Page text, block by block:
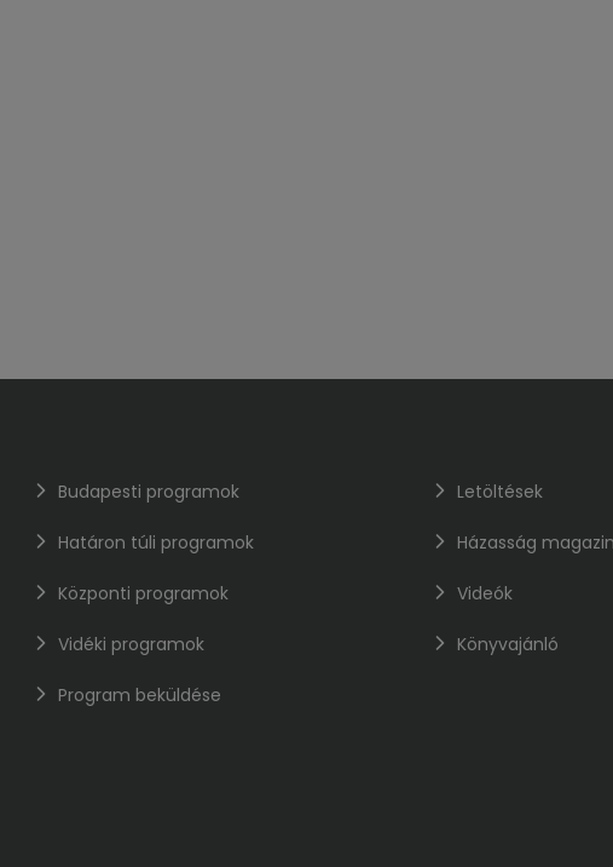
Budapesti programok
Határon túli programok
Központi programok
Vidéki programok
Program beküldése
Letöltések
Házasság magazin
Videók
Könyvajánló